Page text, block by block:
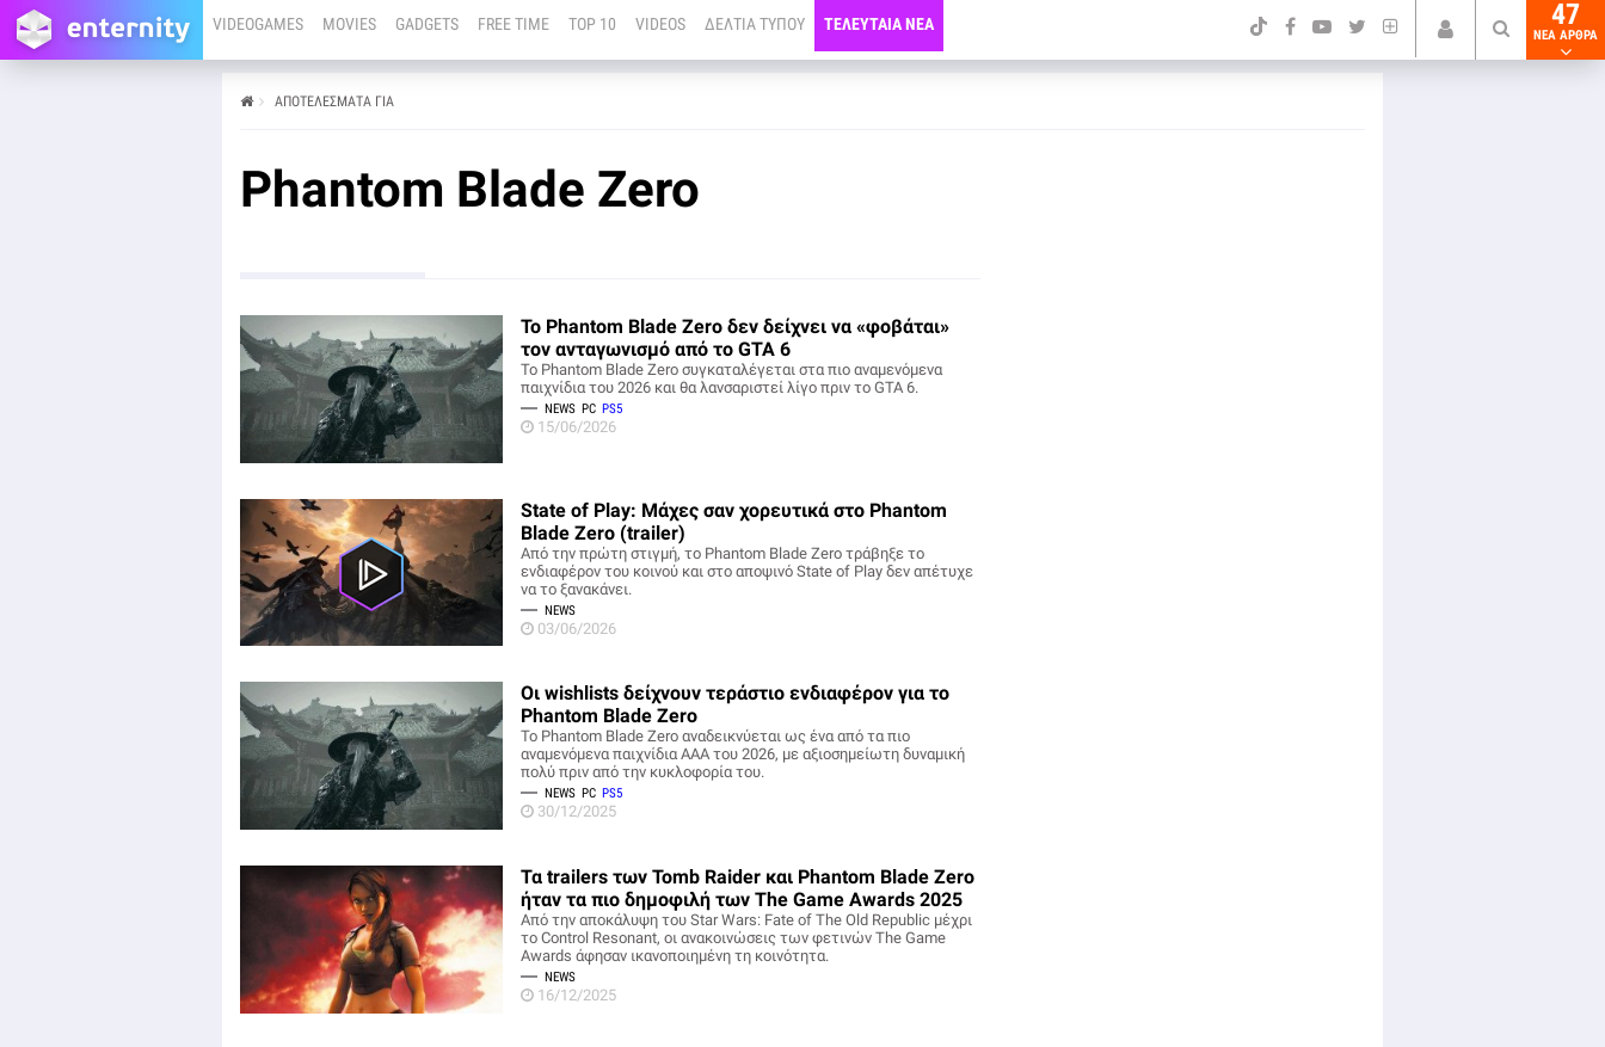
VIDEOGAMES MOVIES GADGETS FREE TIME TOP 10 VIDEOS ΔΕΛΤΙΑ ΤΥΠΟΥ ΤΕΛΕΥΤΑΙΑ ΝΕΑ 47
NEA ΑΡΘΡΑ
ΑΠΟΤΕΛΕΣΜΑΤΑ ΓΙΑ
Phantom Blade Zero
Το Phantom Blade Zero δεν δείχνει να «φοβάται»
τον ανταγωνισμό από το GTA 6
Το Phantom Blade Zero συγκαταλέγεται στα πιο αναμενόμενα
παιχνίδια του 2026 και θα λανσαριστεί λίγο πριν το GTA 6.
NEWS PC PS5
15/06/2026
State of Play: Μάχες σαν χορευτικά στο Phantom
Blade Zero (trailer)
Από την πρώτη στιγμή, το Phantom Blade Zero τράβηξε το
ενδιαφέρον του κοινού και στο αποψινό State of Play δεν απέτυχε
να το ξανακάνει.
NEWS
03/06/2026
Οι wishlists δείχνουν τεράστιο ενδιαφέρον για το
Phantom Blade Zero
Το Phantom Blade Zero αναδεικνύεται ως ένα από τα πιο
αναμενόμενα παιχνίδια AAA του 2026, με αξιοσημείωτη δυναμική
πολύ πριν από την κυκλοφορία του.
NEWS PC PS5
30/12/2025
Τα trailers των Tomb Raider και Phantom Blade Zero
ήταν τα πιο δημοφιλή των The Game Awards 2025
Από την αποκάλυψη του Star Wars: Fate of The Old Republic μέχρι
το Control Resonant, οι ανακοινώσεις των φετινών The Game
Awards άφησαν ικανοποιημένη τη κοινότητα.
NEWS
16/12/2025